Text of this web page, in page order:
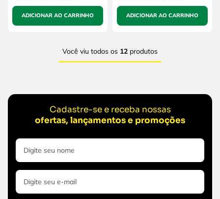
ADICIONAR AO CARRINHO ADICIONAR AO CARRINHO
Você viu todos os 12 produtos
Cadastre-se e receba nossas
ofertas, lançamentos e promoções